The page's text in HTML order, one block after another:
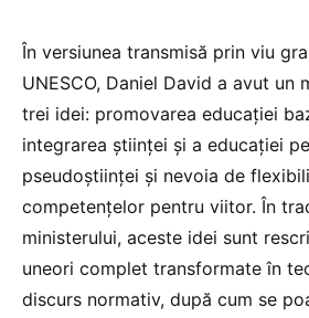
În versiunea transmisă prin viu
UNESCO, Daniel David a avut un
trei idei: promovarea educației
integrarea științei și a educației
pseudoștiinței și nevoia de
competențelor pentru viitor. În
ministerului, aceste idei sunt
uneori complet transformate în
discurs normativ, după cum se